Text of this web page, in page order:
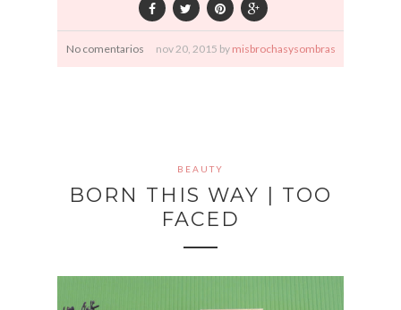
No comentarios nov 20, 2015 by misbrochasysombras
BEAUTY
BORN THIS WAY | TOO
FACED